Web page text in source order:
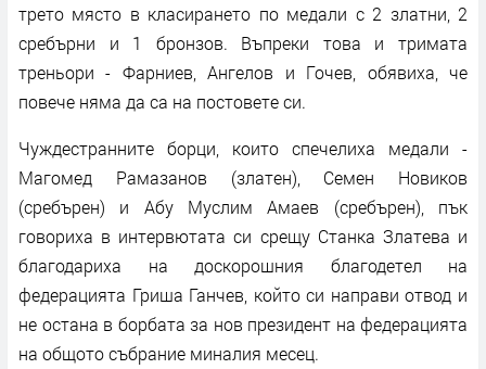
трето място в класирането по медали с 2 златни, 2
сребърни и 1 бронзов. Въпреки това и тримата
треньори - Фарниев, Ангелов и Гочев, обявиха, че
повече няма да са на постовете си.
Чуждестранните борци, които спечелиха медали -
Магомед Рамазанов (златен), Семен Новиков
(сребърен) и Абу Муслим Амаев (сребърен), пък
говориха в интервютата си срещу Станка Златева и
благодариха на доскорошния благодетел на
федерацията Гриша Ганчев, който си направи отвод и
не остана в борбата за нов президент на федерацията
на общото събрание миналия месец.